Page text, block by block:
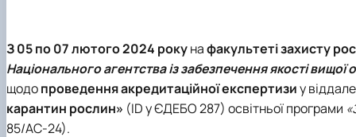
Для іноземців / For foreigners
Військова освіта
Наукові видання
Наука для бізнесу
Офіційна символіка
Антикорупційні заходи
Гендерна радниця
Контактна інформація
З 05 по 07 лютого2024 рокунафакультеті захисту
Національного агентства із забезпечення якості вищої
щодопроведення акредитаційної експертизиу
карантин рослин» (ID у ЄДЕБО 287) освітньої програми
85/АС-24).